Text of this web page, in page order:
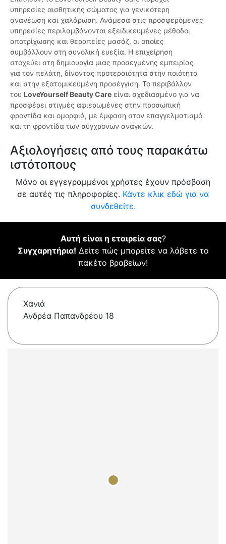
υπηρεσίες αισθητικής σώματος για γενικότερη
ανανέωση και χαλάρωση. Ανάμεσα στις προσφερόμενες
υπηρεσίες περιλαμβάνονται εξειδικευμένες μέθοδοι
αποτρίχωσης και θεραπείες μασάζ, οι οποίες
συμβάλλουν στη συνολική ευεξία. Η επιχείρηση
στοχεύει στη δημιουργία μιας προσεγμένης εμπειρίας
για τον πελάτη, δίνοντας προτεραιότητα στην ποιότητα
και στην εξατομικευμένη προσέγγιση. Το περιβάλλον
του LoveYourself Beauty Care είναι σχεδιασμένο για να
προσφέρει στιγμές αφιερωμένες στην προσωπική
φροντίδα και ομορφιά, με έμφαση στον επαγγελματισμό
και τη φροντίδα των σύγχρονων αναγκών.
Αξιολογήσεις από τους παρακάτω
ιστότοπους
Μόνο οι εγγεγραμμένοι χρήστες έχουν πρόσβαση
σε αυτές τις πληροφορίες. Κάντε κλικ εδώ για να
συνδεθείτε.
Αυτή είναι η εταιρεία σας?
Συγχαρητήρια! Δείτε πώς μπορείτε να λάβετε το
πακέτο βραβείων!
Χανιά
Ανδρέα Παπανδρέου 18